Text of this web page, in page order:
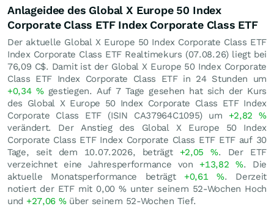
Anlageidee des Global X Europe 50 Index
Corporate Class ETF Index Corporate Class ETF
Der aktuelle Global X Europe 50 Index Corporate Class ETF
Index Corporate Class ETF Realtimekurs (07.08.26) liegt bei
76,09 C$. Damit ist der Global X Europe 50 Index Corporate
Class ETF Index Corporate Class ETF in 24 Stunden um
+0,34 %gestiegen. Auf 7 Tage gesehen hat sich der Kurs
des Global X Europe 50 Index Corporate Class ETF Index
Corporate Class ETF (ISIN CA37964C1095) um +2,82%
verändert. Der Anstieg des Global X Europe 50 Index
Corporate Class ETF Index Corporate Class ETF ETF auf 30
Tage, seit dem 10.07.2026, beträgt +2,05%. Der ETF
verzeichnet eine Jahresperformance von +13,82%. Die
aktuelle Monatsperformance beträgt +0,61%. Derzeit
notiert der ETF mit 0,00% unter seinem 52-Wochen Hoch
und +27,06 %über seinem 52-Wochen Tief.